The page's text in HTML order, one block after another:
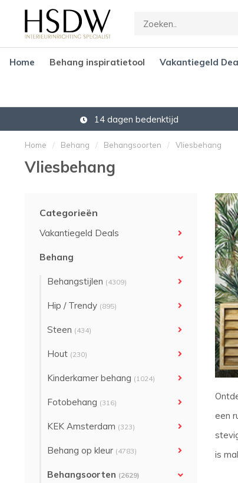
Home Behang inspiratietool Vakantiegeld
14 dagen bedenktijd
Home / Behang / Behangsoorten / Vliesbehang
Vliesbehang
Categorieën
Vakantiegeld Deals
Behang
Behangstijlen (4309)
Hip / Trendy (895)
Steen (434)
Hout (230)
Kinderkamer behang (1024)
Fotobehang (316)
KEK Amsterdam (323)
Behang op kleur (4783)
Behangsoorten (2629)
een
is